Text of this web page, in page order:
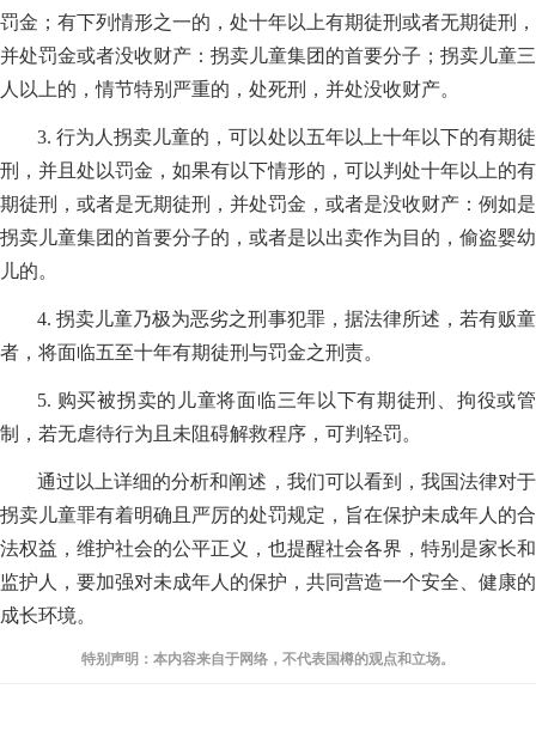
罚金；有下列情形之一的，处十年以上有期徒刑或者无期徒刑，
并处罚金或者没收财产：拐卖儿童集团的首要分子；拐卖儿童三
人以上的，情节特别严重的，处死刑，并处没收财产。
3. 行为人拐卖儿童的，可以处以五年以上十年以下的有期徒
刑，并且处以罚金，如果有以下情形的，可以判处十年以上的有
期徒刑，或者是无期徒刑，并处罚金，或者是没收财产：例如是
拐卖儿童集团的首要分子的，或者是以出卖作为目的，偷盗婴幼
儿的。
4. 拐卖儿童乃极为恶劣之刑事犯罪，据法律所述，若有贩童
者，将面临五至十年有期徒刑与罚金之刑责。
5. 购买被拐卖的儿童将面临三年以下有期徒刑、拘役或管
制，若无虐待行为且未阻碍解救程序，可判轻罚。
通过以上详细的分析和阐述，我们可以看到，我国法律对于
拐卖儿童罪有着明确且严厉的处罚规定，旨在保护未成年人的合
法权益，维护社会的公平正义，也提醒社会各界，特别是家长和
监护人，要加强对未成年人的保护，共同营造一个安全、健康的
成长环境。
特别声明：本内容来自于网络，不代表国樽的观点和立场。